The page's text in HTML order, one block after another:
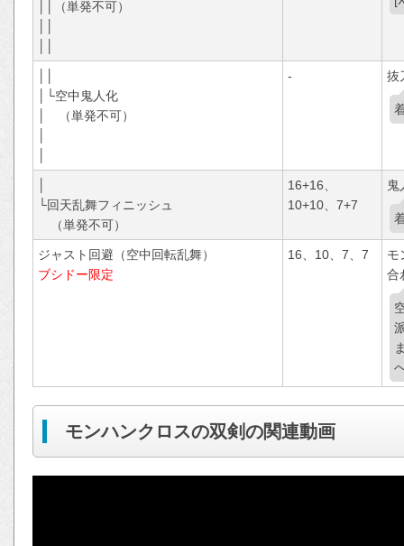
││（単発不可）
│└空中鬼人化
│ （単発不可）
- 抜
└回天乱舞フィニッシュ
（単発不可）
16+16、
10+10、7+7
鬼
ジャスト回避（空中回転乱舞）
ブシドー限定
16、10、7、7
モ
合
モンハンクロスの双剣の関連動画